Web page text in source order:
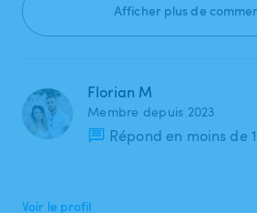
Afficher plus de
Florian M
Membre depuis 2023
Répond en moins de
Voir le profil